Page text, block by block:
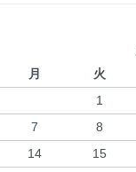
月 火
1
7 8
14 15